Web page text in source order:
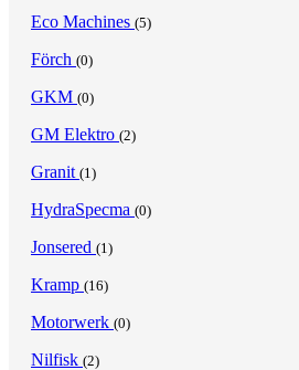
Eco Machines (5)
Förch (0)
GKM (0)
GM Elektro (2)
Granit (1)
HydraSpecma (0)
Jonsered (1)
Kramp (16)
Motorwerk (0)
Nilfisk (2)